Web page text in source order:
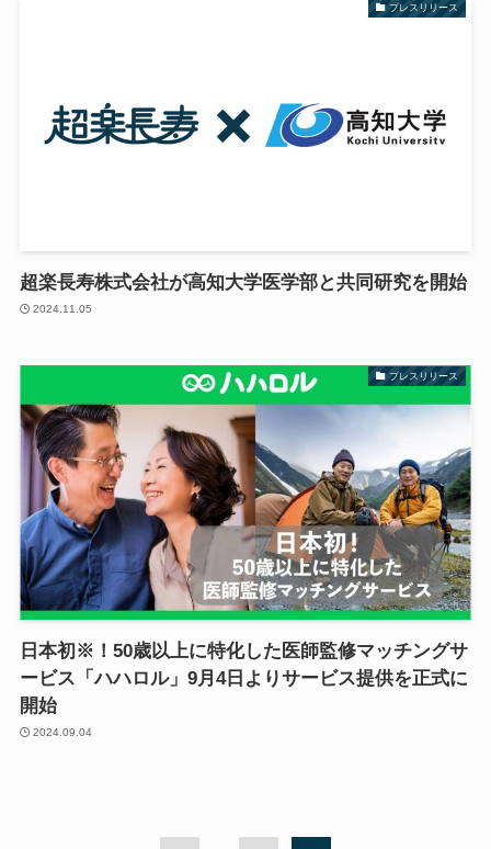
プレスリリース
超楽長寿株式会社が高知大学医学部と共同研究を開始
2024.11.05
プレスリリース
日本初※！50歳以上に特化した医師監修マッチングサ
ービス「ハハロル」9月4日よりサービス提供を正式に
開始
2024.09.04